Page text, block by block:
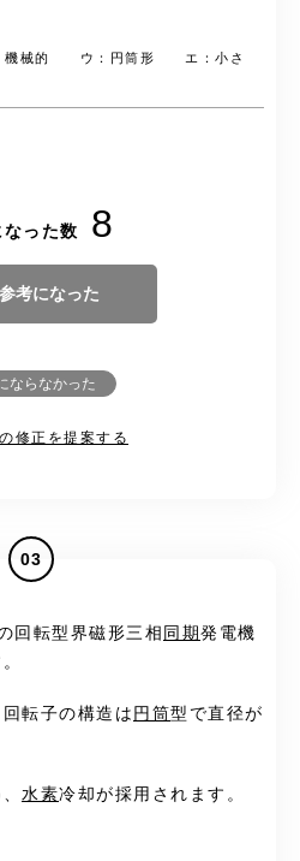
機械的 ウ：円筒形 エ：小さ
った数 8
参考になった
ならなかった
修正を提案する
03
回転型界磁形三相 同期 発電機
転子の構造は 円筒型で直径が
水素冷却が採用されます。